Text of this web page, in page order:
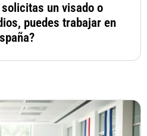
un visado o
puedes trabajar en